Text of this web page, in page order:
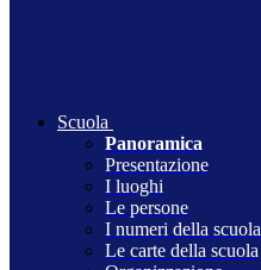
Scuola
Panoramica
Presentazione
I luoghi
Le persone
I numeri della scuola
Le carte della scuola